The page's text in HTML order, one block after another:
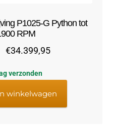
P1025-G Python tot
RPM
Oorspronkelijke
was:
€41.279,95.
€34.399,95Huidige
is:
€34.399,95.
verzonden
winkelwagen